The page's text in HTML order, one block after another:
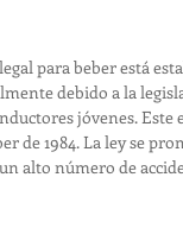
para beber está
debido a la
jóvenes.
de 1984. La ley se
alto número de